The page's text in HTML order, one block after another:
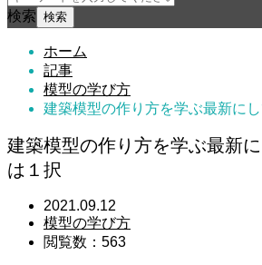
検索
ホーム
記事
模型の学び方
建築模型の作り方を学ぶ最新に
建築模型の作り方を学ぶ最新
は１択
2021.09.12
模型の学び方
閲覧数：563